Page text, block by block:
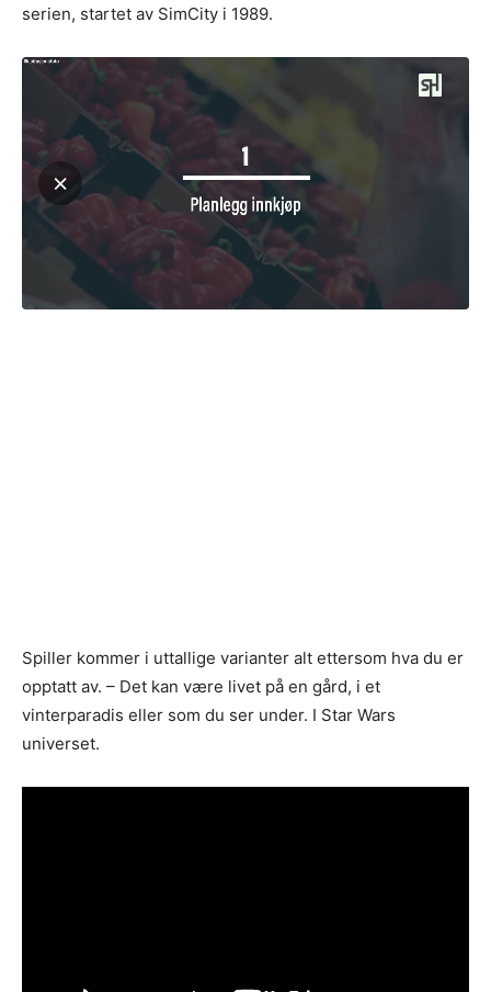
serien, startet av SimCity i 1989.
Spiller kommer i uttallige varianter alt ettersom hva du er
opptatt av. – Det kan være livet på en gård, i et
vinterparadis eller som du ser under. I Star Wars
universet.